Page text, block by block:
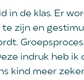
in de klas. Er
zijn en
indruk heb ik
kind meer